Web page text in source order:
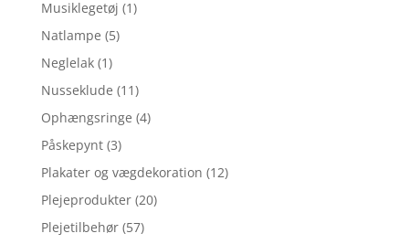
Musiklegetøj (1)
Natlampe (5)
Neglelak (1)
Nusseklude (11)
Ophængsringe (4)
Påskepynt (3)
Plakater og vægdekoration (12)
Plejeprodukter (20)
Plejetilbehør (57)